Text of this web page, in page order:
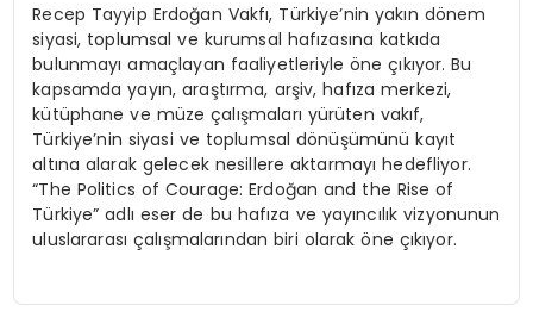
Recep Tayyip Erdoğan Vakfı, Türkiye’nin yakın dönem
siyasi, toplumsal ve kurumsal hafızasına katkıda
bulunmayı amaçlayan faaliyetleriyle öne çıkıyor. Bu
kapsamda yayın, araştırma, arşiv, hafıza merkezi,
kütüphane ve müze çalışmaları yürüten vakıf,
Türkiye’nin siyasi ve toplumsal dönüşümünü kayıt
altına alarak gelecek nesillere aktarmayı hedefliyor.
“The Politics of Courage: Erdoğan and the Rise of
Türkiye” adlı eser de bu hafıza ve yayıncılık vizyonunun
uluslararası çalışmalarından biri olarak öne çıkıyor.